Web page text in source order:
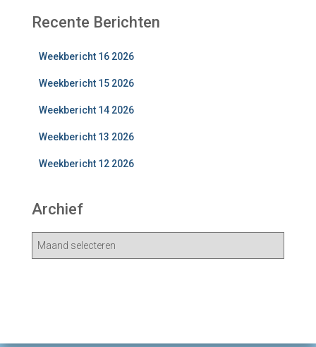
Recente Berichten
Weekbericht 16 2026
Weekbericht 15 2026
Weekbericht 14 2026
Weekbericht 13 2026
Weekbericht 12 2026
Archief